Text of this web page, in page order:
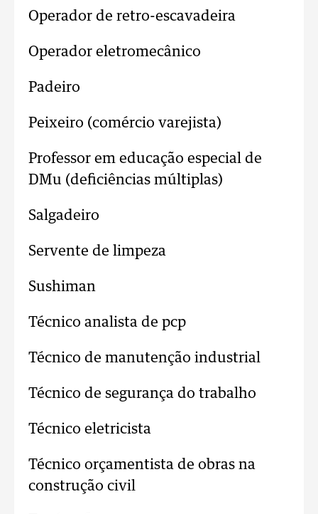
Operador de retro-escavadeira
Operador eletromecânico
Padeiro
Peixeiro (comércio varejista)
Professor em educação especial de
DMu (deficiências múltiplas)
Salgadeiro
Servente de limpeza
Sushiman
Técnico analista de pcp
Técnico de manutenção industrial
Técnico de segurança do trabalho
Técnico eletricista
Técnico orçamentista de obras na
construção civil